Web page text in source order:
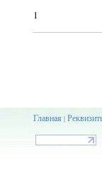
1
Главная|